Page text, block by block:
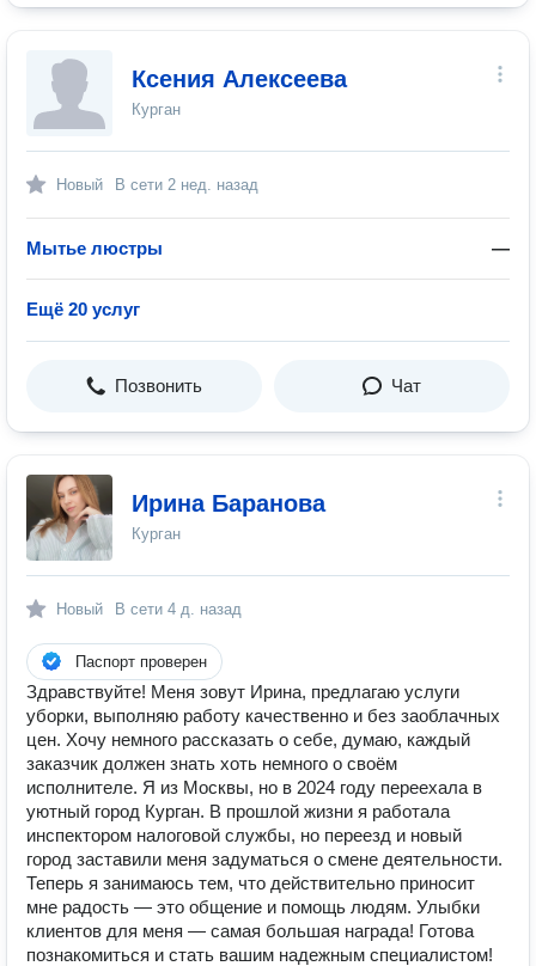
Ксения Алексеева
Курган
Новый В сети 2 нед. назад
Мытье люстры —
Ещё 20 услуг
Позвонить Чат
Ирина Баранова
Курган
Новый В сети 4 д. назад
Паспорт проверен
Здравствуйте! Меня зовут Ирина, предлагаю услуги
уборки, выполняю работу качественно и без заоблачных
цен. Хочу немного рассказать о себе, думаю, каждый
заказчик должен знать хоть немного о своём
исполнителе. Я из Москвы, но в 2024 году переехала в
уютный город Курган. В прошлой жизни я работала
инспектором налоговой службы, но переезд и новый
город заставили меня задуматься о смене деятельности.
Теперь я занимаюсь тем, что действительно приносит
мне радость — это общение и помощь людям. Улыбки
клиентов для меня — самая большая награда! Готова
познакомиться и стать вашим надежным специалистом!